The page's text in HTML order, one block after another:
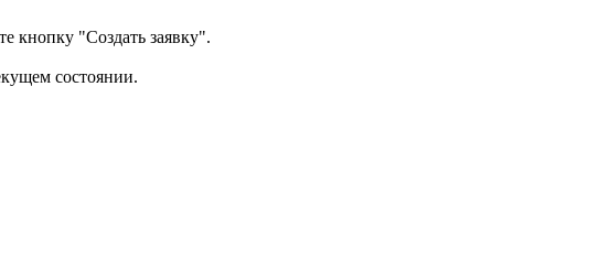
кнопку "Создать заявку".
состоянии.